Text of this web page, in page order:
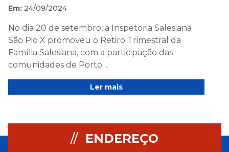
Em: 24/09/2024
No dia 20 de setembro, a Inspetoria Salesiana
São Pio X promoveu o Retiro Trimestral da
Família Salesiana, com a participação das
comunidades de Porto ...
Ler mais
// ENDEREÇO